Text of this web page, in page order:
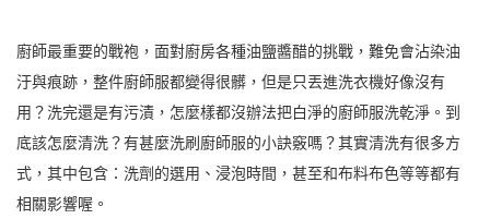
廚師最重要的戰袍，面對廚房各種油鹽醬醋的挑戰，難免會沾染油
汙與痕跡，整件廚師服都變得很髒，但是只丟進洗衣機好像沒有
用？洗完還是有污漬，怎麼樣都沒辦法把白淨的廚師服洗乾淨。到
底該怎麼清洗？有甚麼洗刷廚師服的小訣竅嗎？其實清洗有很多方
式，其中包含：洗劑的選用、浸泡時間，甚至和布料布色等等都有
相關影響喔。